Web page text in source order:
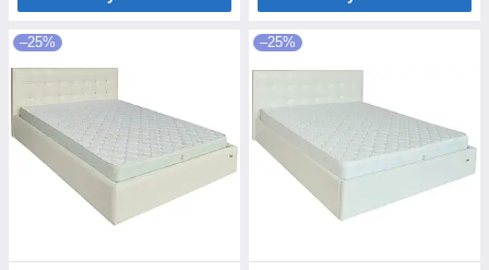
–25% –25%